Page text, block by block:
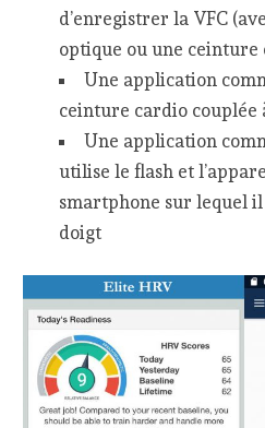
d’enregistrer la VFC
optique ou une ceinture
Une application
ceinture cardio couplée
Une application
utilise le flash et
smartphone sur lequel
doigt